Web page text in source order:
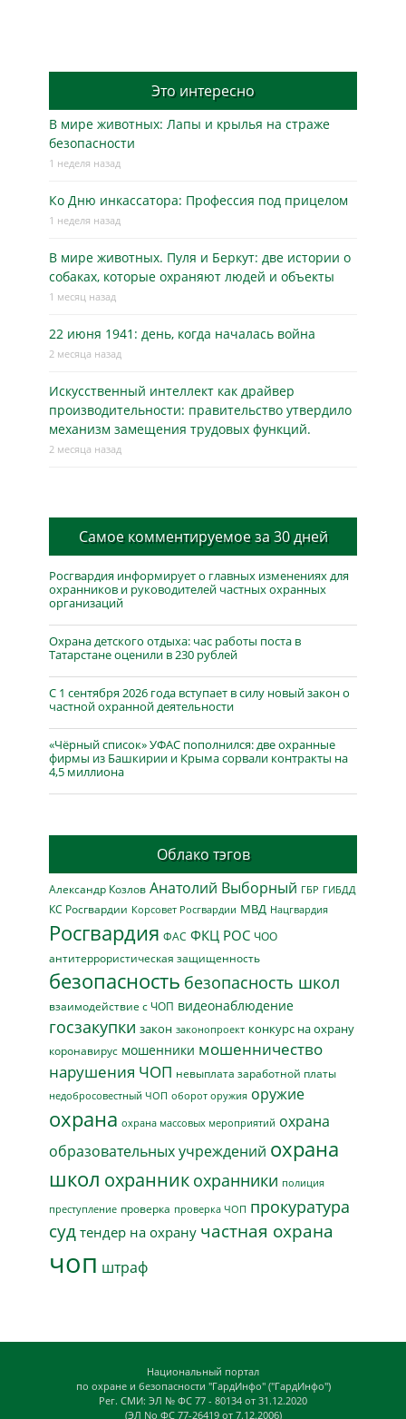
Это интересно
В мире животных: Лапы и крылья на страже
безопасности
1 неделя назад
Ко Дню инкассатора: Профессия под прицелом
1 неделя назад
В мире животных. Пуля и Беркут: две истории о
собаках, которые охраняют людей и объекты
1 месяц назад
22 июня 1941: день, когда началась война
2 месяца назад
Искусственный интеллект как драйвер
производительности: правительство утвердило
механизм замещения трудовых функций.
2 месяца назад
Самое комментируемое за 30 дней
Росгвардия информирует о главных изменениях для
охранников и руководителей частных охранных
организаций
Охрана детского отдыха: час работы поста в
Татарстане оценили в 230 рублей
С 1 сентября 2026 года вступает в силу новый закон о
частной охранной деятельности
«Чёрный список» УФАС пополнился: две охранные
фирмы из Башкирии и Крыма сорвали контракты на
4,5 миллиона
Облако тэгов
Александр Козлов Анатолий Выборный ГБР ГИБДД
КС Росгвардии Корсовет Росгвардии МВД Нацгвардия
Росгвардия ФАС ФКЦ РОС ЧОО
антитеррористическая защищенность
безопасность безопасность школ
взаимодействие с ЧОП видеонаблюдение
госзакупки закон законопроект конкурс на охрану
коронавирус мошенники мошенничество
нарушения ЧОП невыплата заработной платы
недобросовестный ЧОП оборот оружия оружие
охрана охрана массовых мероприятий охрана
образовательных учреждений охрана
школ охранник охранники полиция
преступление проверка проверка ЧОП прокуратура
суд тендер на охрану частная охрана
чоп штраф
Национальный портал
по охране и безопасности "ГардИнфо" ("ГардИнфо")
Рег. СМИ: ЭЛ № ФС 77 - 80134 от 31.12.2020
(ЭЛ No ФС 77-26419 от 7.12.2006)